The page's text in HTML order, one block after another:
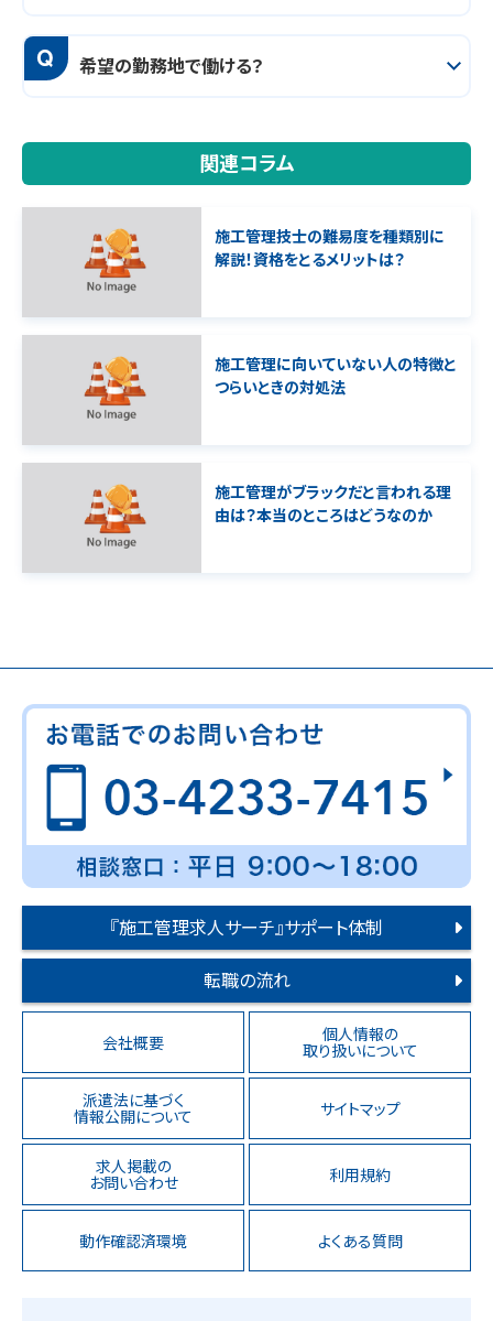
Q 希望の勤務地で働ける？
関連コラム
施工管理技士の難易度を種類別に
解説！資格をとるメリットは？
施工管理に向いていない人の特徴と
つらいときの対処法
施工管理がブラックだと言われる理
由は？本当のところはどうなのか
『施工管理求人サーチ』サポート体制
転職の流れ
会社概要 個人情報の
取り扱いについて
派遣法に基づく
情報公開について サイトマップ
求人掲載の
お問い合わせ 利用規約
動作確認済環境 よくある質問